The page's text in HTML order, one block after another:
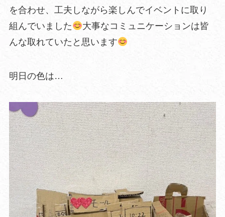
を合わせ、工夫しながら楽しんでイベントに取り
組んでいました
大事なコミュニケーションは皆
んな取れていたと思います
明日の色は…